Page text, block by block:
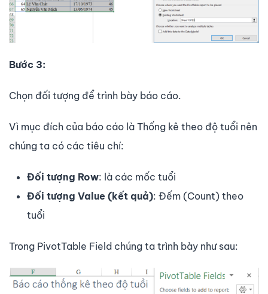
Bước 3:
Chọn đối tượng để trình bày báo cáo.
Vì mục đích của báo cáo là Thống kê theo độ tuổi nên
chúng ta có các tiêu chí:
Đối tượng Row: là các mốc tuổi
Đối tượng Value (kết quả): Đếm (Count) theo
tuổi
Trong PivotTable Field chúng ta trình bày như sau: